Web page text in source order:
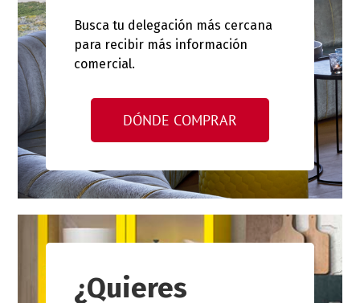
Busca tu delegación más cercana
para recibir más información
comercial.
DÓNDE COMPRAR
¿Quieres